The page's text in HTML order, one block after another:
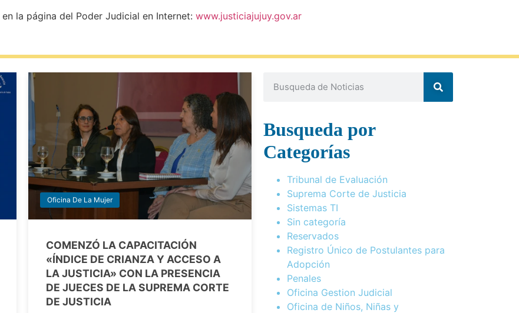
la página del Poder Judicial en Internet: www.justiciajujuy.gov.ar
Oficina De La Mujer
COMENZÓ LA CAPACITACIÓN
«ÍNDICE DE CRIANZA Y ACCESO A
LA JUSTICIA» CON LA PRESENCIA
DE JUECES DE LA SUPREMA CORTE
DE JUSTICIA
Busqueda por
Categorías
Tribunal de Evaluación
Suprema Corte de Justicia
Sistemas TI
Sin categoría
Reservados
Registro Único de Postulantes para
Adopción
Penales
Oficina Gestion Judicial
Oficina de Niños, Niñas y